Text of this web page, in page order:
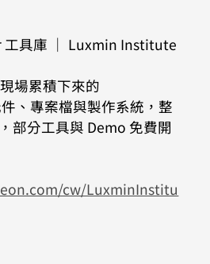
工具庫 ｜ Luxmin Institute
場累積下來的
、專案檔與製作系統，整
部分工具與 Demo 免費開
cw/LuxminInstitu